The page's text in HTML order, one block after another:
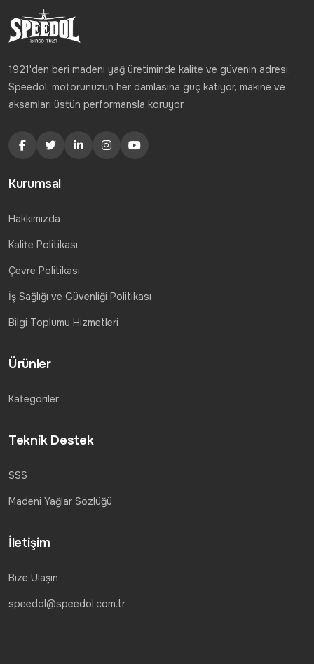
1921'den beri madeni yağ üretiminde kalite ve güvenin adresi.
Speedol, motorunuzun her damlasına güç katıyor, makine ve
aksamları üstün performansla koruyor.
Kurumsal
Hakkımızda
Kalite Politikası
Çevre Politikası
İş Sağlığı ve Güvenliği Politikası
Bilgi Toplumu Hizmetleri
Ürünler
Kategoriler
Teknik Destek
SSS
Madeni Yağlar Sözlüğü
İletişim
Bize Ulaşın
speedol@speedol.com.tr